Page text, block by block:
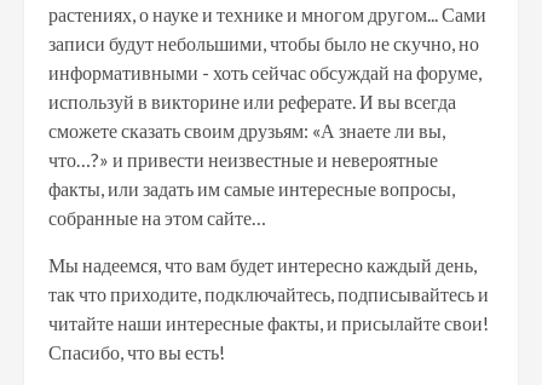
растениях, о науке и технике и многом другом... Сами
записи будут небольшими, чтобы было не скучно, но
информативными - хоть сейчас обсуждай на форуме,
используй в викторине или реферате. И вы всегда
сможете сказать своим друзьям: «А знаете ли вы,
что…?» и привести неизвестные и невероятные
факты, или задать им самые интересные вопросы,
собранные на этом сайте…
Мы надеемся, что вам будет интересно каждый день,
так что приходите, подключайтесь, подписывайтесь и
читайте наши интересные факты, и присылайте свои!
Спасибо, что вы есть!